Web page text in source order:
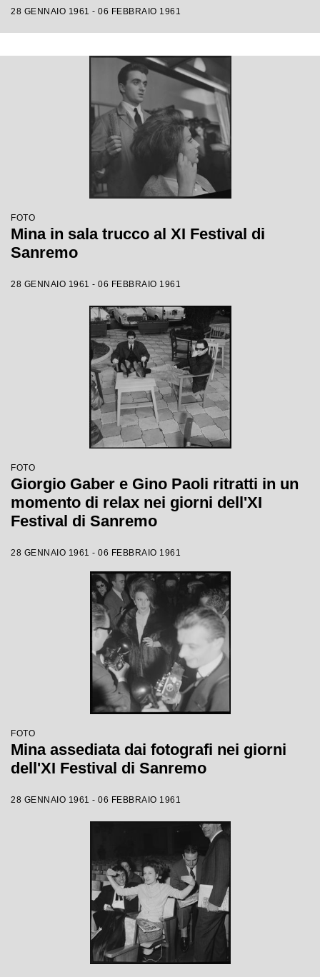
28 GENNAIO 1961 - 06 FEBBRAIO 1961
FOTO
Mina in sala trucco al XI Festival di
Sanremo
28 GENNAIO 1961 - 06 FEBBRAIO 1961
FOTO
Giorgio Gaber e Gino Paoli ritratti in un
momento di relax nei giorni dell'XI
Festival di Sanremo
28 GENNAIO 1961 - 06 FEBBRAIO 1961
FOTO
Mina assediata dai fotografi nei giorni
dell'XI Festival di Sanremo
28 GENNAIO 1961 - 06 FEBBRAIO 1961